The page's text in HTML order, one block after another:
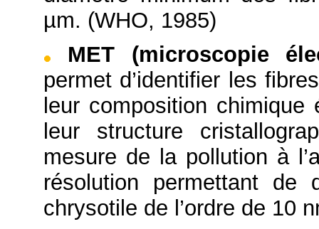
µm. (WHO, 1985)
MET (microscopie
permet d’identifier les
leur composition
leur structure
mesure de la pollution à
résolution permettant de
chrysotile de l’ordre de 10